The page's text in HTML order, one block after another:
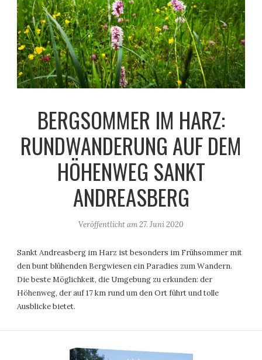
BERGSOMMER IM HARZ:
RUNDWANDERUNG AUF DEM
HÖHENWEG SANKT
ANDREASBERG
Veröffentlicht am27. Juni 2020
Sankt Andreasberg im Harz ist besonders im Frühsommer mit
den bunt blühenden Bergwiesen ein Paradies zum Wandern.
Die beste Möglichkeit, die Umgebung zu erkunden: der
Höhenweg, der auf 17 km rund um den Ort führt und tolle
Ausblicke bietet.